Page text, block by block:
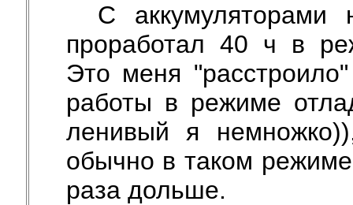
С
проработал 40 ч в
Это меня
работы в режиме
ленивый я
обычно в таком
раза дольше.